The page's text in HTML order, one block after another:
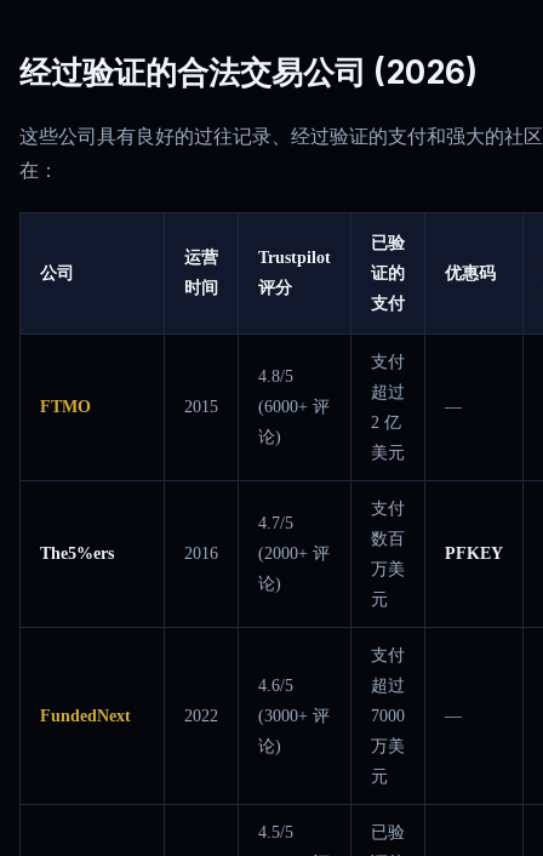
经过验证的合法交易公司 (2026)
这些公司具有良好的过往记录、经过验证的支付和强大的社
在：
公司
运营
时间
Trustpilot
评分
已验
证的
支付
优惠码
FTMO 2015
4.8/5
(6000+ 评
论)
支付
超过
2 亿
美元
—
The5%ers 2016
4.7/5
(2000+ 评
论)
支付
数百
万美
元
PFKEY
FundedNext 2022
4.6/5
(3000+ 评
论)
支付
超过
7000
万美
元
—
4.5/5
已验